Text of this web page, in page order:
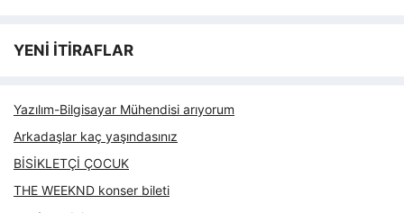
YENİ İTİRAFLAR
Yazılım-Bilgisayar Mühendisi arıyorum
Arkadaşlar kaç yaşındasınız
BİSİKLETÇİ ÇOCUK
THE WEEKND konser bileti